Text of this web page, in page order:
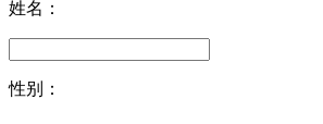
姓名：
性别：